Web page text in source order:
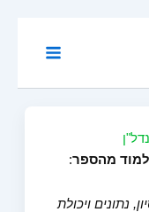
מהספר:
נתונים ויכולת